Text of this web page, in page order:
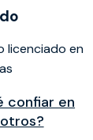
licenciado en
confiar en